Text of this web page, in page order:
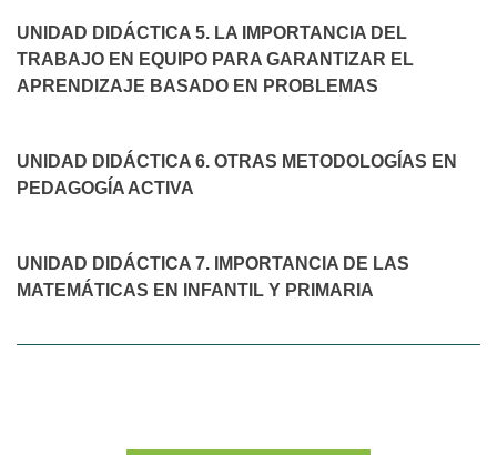
UNIDAD DIDÁCTICA 5. LA IMPORTANCIA DEL
TRABAJO EN EQUIPO PARA GARANTIZAR EL
APRENDIZAJE BASADO EN PROBLEMAS
UNIDAD DIDÁCTICA 6. OTRAS METODOLOGÍAS EN
PEDAGOGÍA ACTIVA
UNIDAD DIDÁCTICA 7. IMPORTANCIA DE LAS
MATEMÁTICAS EN INFANTIL Y PRIMARIA